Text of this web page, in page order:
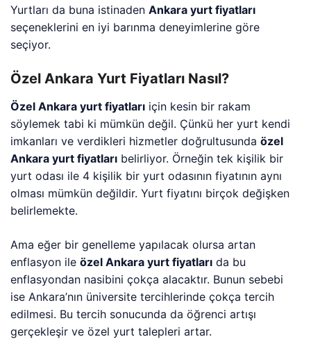
Yurtları da buna istinadenAnkara yurt fiyatları
seçeneklerini en iyi barınma deneyimlerine göre
seçiyor.
Özel Ankara Yurt Fiyatları Nasıl?
Özel Ankara yurt fiyatları için kesin bir rakam
söylemek tabi ki mümkün değil. Çünkü her yurt kendi
imkanları ve verdikleri hizmetler doğrultusundaözel
Ankara yurt fiyatları belirliyor. Örneğin tek kişilik bir
yurt odası ile 4 kişilik bir yurt odasının fiyatının aynı
olması mümkün değildir. Yurt fiyatını birçok değişken
belirlemekte.
Ama eğer bir genelleme yapılacak olursa artan
enflasyon ileözel Ankara yurt fiyatları da bu
enflasyondan nasibini çokça alacaktır. Bunun sebebi
ise Ankara’nın üniversite tercihlerinde çokça tercih
edilmesi. Bu tercih sonucunda da öğrenci artışı
gerçekleşir ve özel yurt talepleri artar.